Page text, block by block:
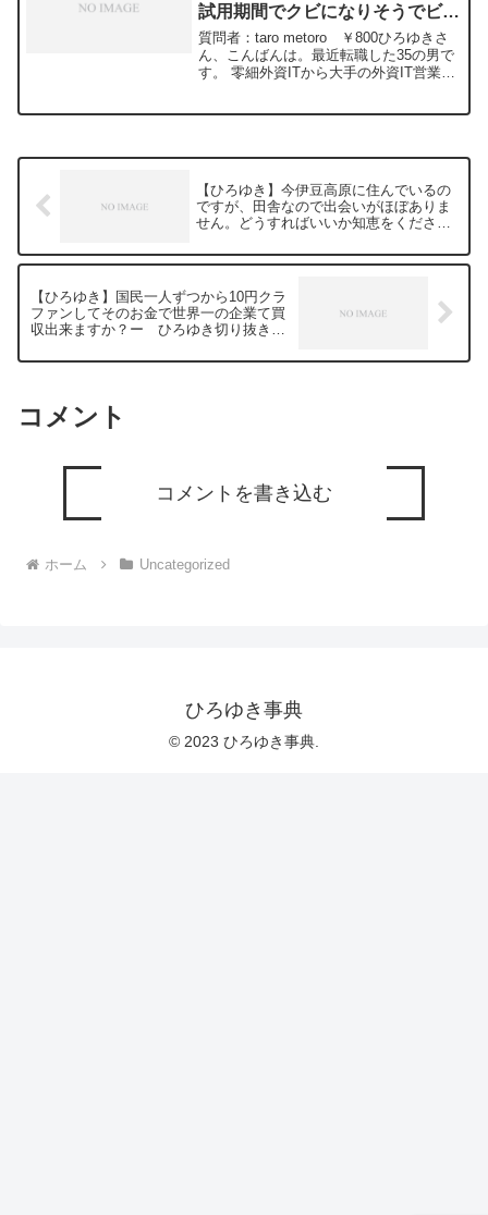
試用期間でクビになりそうでビビ
ってます、転職した方が良いでし
ょうか。ー ひろゆき切り抜き
20240228
質問者：taro metoro ￥800ひろゆきさ
ん、こんばんは。最近転職した35の男で
す。 零細外資ITから大手の外資IT営業に
ビになりそうでビビってます、転職した
敗北は無さそうな、、Guillaume Dursus
を呑みながら 2024/02/28 W22
https://www.youtube.com/watch?
***************ひろゆきさんの動画で、寄
してみました。過去にこんな質問してる
かな？と気になったことがあれば、下記
のサイトから検索してみてください。
【ひろゆき】今伊豆高原に住んでいるの
ですが、田舎なので出会いがほぼありま
せん。どうすればいいか知恵をくださ
【ひろゆき】国民一人ずつから10円クラ
ファンしてそのお金で世界一の企業て買
収出来ますか？ー ひろゆき切り抜き
コメント
コメントを書き込む
ホーム Uncategorized
ひろゆき事典
© 2023 ひろゆき事典.